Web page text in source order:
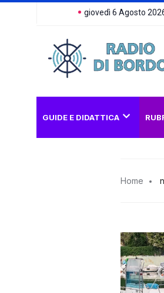
giovedì 6 Agosto
GUIDE E DIDATTICA
Home